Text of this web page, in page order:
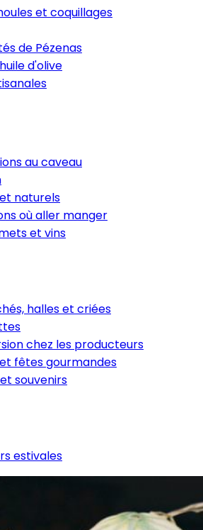
et coquillages
de Pézenas
d'olive
au caveau
naturels
où aller manger
et vins
halles et criées
chez les producteurs
fêtes gourmandes
souvenirs
estivales